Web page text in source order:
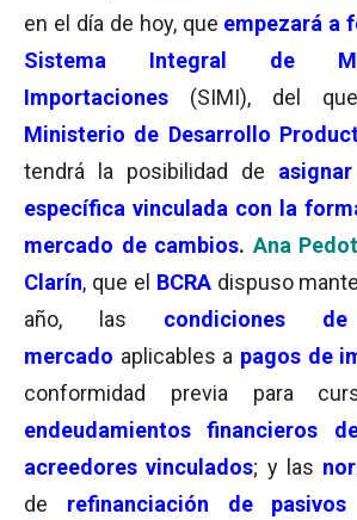
en el día de hoy, que empezará a
Sistema Integral de
Importaciones (SIMI), del
Ministerio de Desarrollo
tendrá la posibilidad de
específica vinculada con la
mercado de cambios. Ana
Clarín, que el BCRAdispuso
año, las condiciones
mercado aplicables a pagos de
conformidad previa para
endeudamientos financieros
acreedores vinculados; y las
de refinanciación de pasivos